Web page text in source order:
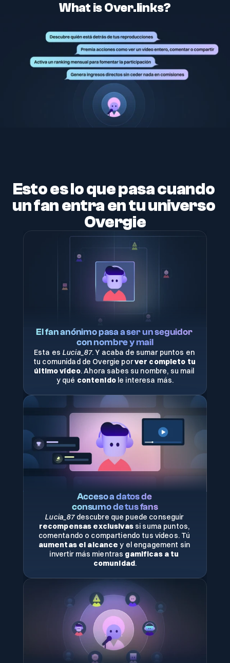
What is Over.links?
Esto es lo que pasa cuando
un fan entra en tu universo
Overgie
El fan anónimo pasa a ser un seguidor
con nombre y mail
Esta es Lucia_87. Y acaba de sumar puntos en
tu comunidad de Overgie por ver completo tu
último vídeo. Ahora sabes su nombre, su mail
y qué contenido le interesa más.
Acceso a datos de
consumo de tus fans
Lucia_87
descubre que puede conseguir
recompensas exclusivas si suma puntos,
aumentas el alcance y el engagement sin
invertir más mientras gamificas a tu
comunidad.